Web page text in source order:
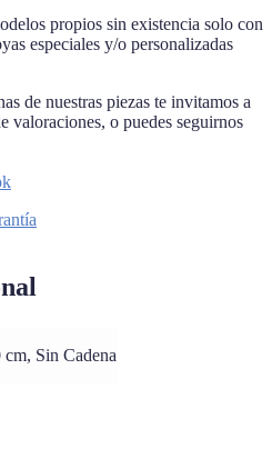
propios sin existencia solo con
especiales y/o personalizadas
de nuestras piezas te invitamos a
valoraciones, o puedes seguirnos
Sin Cadena